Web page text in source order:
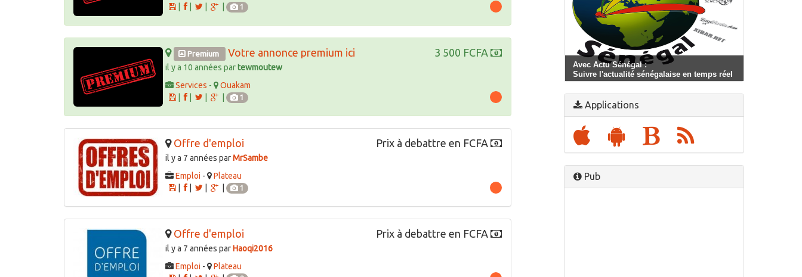
|
1
Premium Votre annonce premium ici 3 500 FCFA
il y a 10 années partewmoutew
Services -
Ouakam
|
1
Offre d'emploi Prix à debattre en FCFA
il y a 7 années parMrSambe
Emploi -
Plateau
|
1
Offre d'emploi Prix à debattre en FCFA
il y a 7 années parHaoqi2016
Emploi -
Plateau
Avec Actu Sénégal :
Suivre l'actualité sénégalaise en temps réel
Applications
Pub